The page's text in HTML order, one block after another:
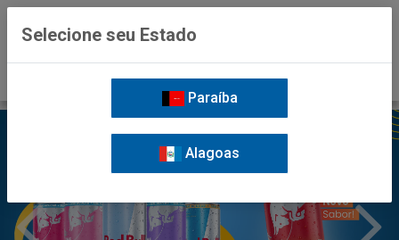
Selecione seu Estado
Paraíba
Alagoas